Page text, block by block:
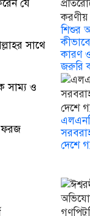
যে
সাথে
সাম্য ও
ফরজ
শিশুর
কারণ
জরুরি
দেশে